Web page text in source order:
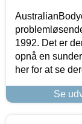
1992. Det er
opnå en
her for at se
Se